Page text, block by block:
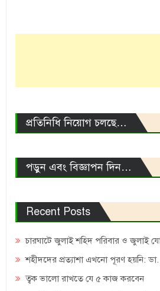
প্রতিনিধি নিয়োগ চলছে…
পড়ুন এবং বিজ্ঞাপন দিন…
Recent Posts
চারঘাটে জুলাই শহিদ পরিবার ও জুলাই
শহীদদের প্রত্যাশা এখনো পূরণ হয়নি:
ত্বক ভালো রাখতে যে ৫ কাজ করবেন